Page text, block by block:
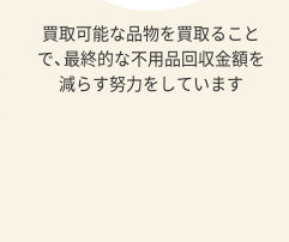
買取可能な品物を買取ること
で、最終的な不用品回収金額を
減らす努力をしています